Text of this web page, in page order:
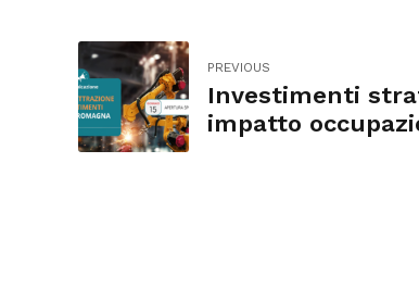
PREVIOUS
Investimenti
impatto